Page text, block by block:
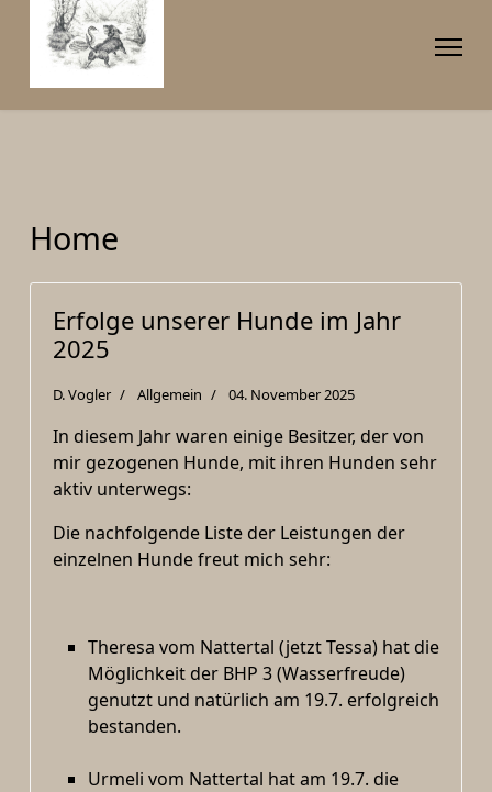
Home
Erfolge unserer Hunde im Jahr
2025
D. Vogler Allgemein 04. November 2025
In diesem Jahr waren einige Besitzer, der von
mir gezogenen Hunde, mit ihren Hunden sehr
aktiv unterwegs:
Die nachfolgende Liste der Leistungen der
einzelnen Hunde freut mich sehr:
Theresa vom Nattertal (jetzt Tessa) hat die
Möglichkeit der BHP 3 (Wasserfreude)
genutzt und natürlich am 19.7. erfolgreich
bestanden.
Urmeli vom Nattertal hat am 19.7. die